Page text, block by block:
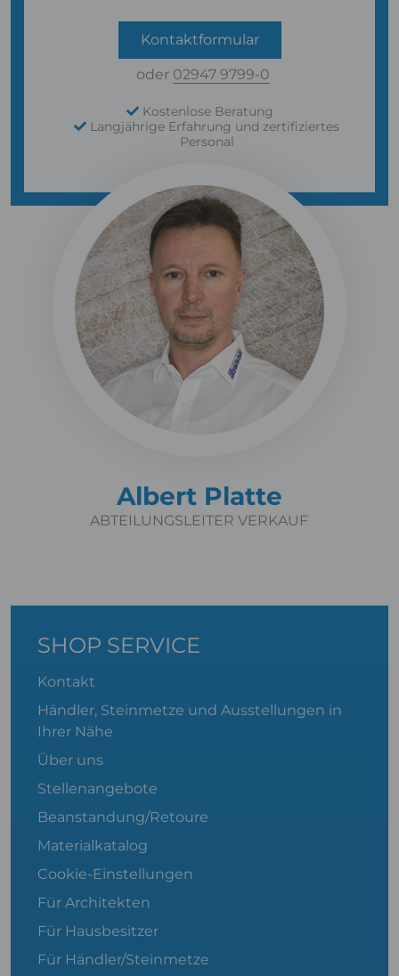
Kontaktformular
oder 02947 9799-0
Kostenlose Beratung
Langjährige Erfahrung und zertifiziertes
Personal
Albert Platte
ABTEILUNGSLEITER VERKAUF
SHOP SERVICE
Kontakt
Händler, Steinmetze und Ausstellungen in
Ihrer Nähe
Über uns
Stellenangebote
Beanstandung/Retoure
Materialkatalog
Cookie-Einstellungen
Für Architekten
Für Hausbesitzer
Für Händler/Steinmetze